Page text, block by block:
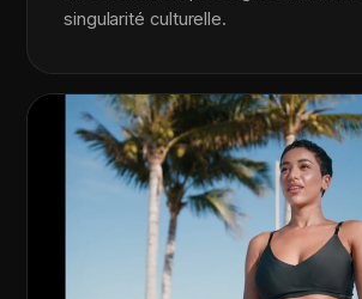
singularité culturelle.